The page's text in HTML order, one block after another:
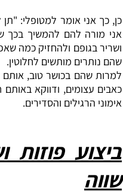
כן, כך אני אומר למטופלי:
אני מורה להם להמשיך בכך
שהם נותרים מותשים לחלוטין.
למרות שהם בכושר טוב, אותם
כאבים עצומים, ודווקא
אימוני הרגילים והסדירים.
ביצוע פוזות
שווה